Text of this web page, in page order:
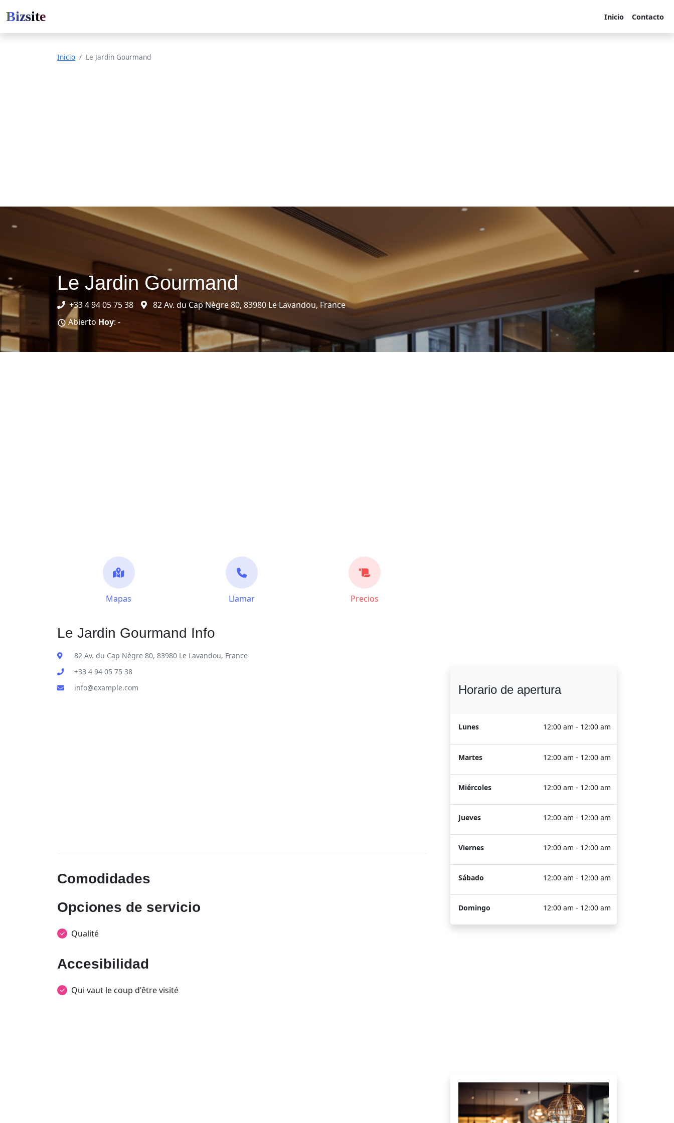
Bizsite Inicio Contacto
Inicio Le Jardin Gourmand
Le Jardin Gourmand
+33 4 94 05 75 38
82 Av. du Cap Nègre 80, 83980 Le Lavandou, France
Abierto Hoy: -
Mapas Llamar Precios
Le Jardin Gourmand Info
82 Av. du Cap Nègre 80, 83980 Le Lavandou, France
+33 4 94 05 75 38
info@example.com
Comodidades
Opciones de servicio
Qualité
Accesibilidad
Qui vaut le coup d'être visité
Horario de apertura
Lunes 12:00 am - 12:00 am
Martes 12:00 am - 12:00 am
Miércoles 12:00 am - 12:00 am
Jueves 12:00 am - 12:00 am
Viernes 12:00 am - 12:00 am
Sábado 12:00 am - 12:00 am
Domingo 12:00 am - 12:00 am